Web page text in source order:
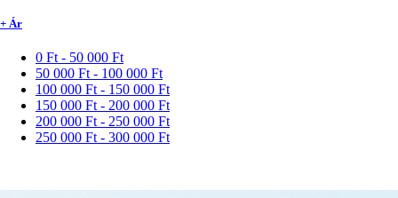
+ Ár
0 Ft - 50 000 Ft
50 000 Ft - 100 000 Ft
100 000 Ft - 150 000 Ft
150 000 Ft - 200 000 Ft
200 000 Ft - 250 000 Ft
250 000 Ft - 300 000 Ft